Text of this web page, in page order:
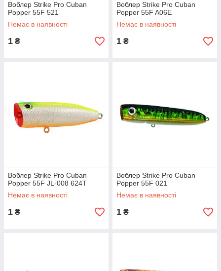
Воблер Strike Pro Cuban
Popper 55F 521
Немає в наявності
1 ₴
Воблер Strike Pro Cuban
Popper 55F A06E
Немає в наявності
1 ₴
Воблер Strike Pro Cuban
Popper 55F JL-008 624Т
Немає в наявності
1 ₴
Воблер Strike Pro Cuban
Popper 55F 021
Немає в наявності
1 ₴